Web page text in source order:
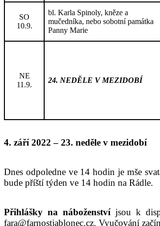
SO
10.9.
bl. Karla Spinoly, kněze a
mučedníka, nebo sobotní památka
Panny Marie
NE
11.9.
24. NEDĚLE V MEZIDOBÍ
4. září 2022 – 23. neděle v mezidobí
Dnes odpoledne ve 14 hodin je mše
bude příští týden ve 14 hodin na Rádle.
Přihlášky na náboženstvíjsou k
fara@farnostjablonec.cz. Vyučování